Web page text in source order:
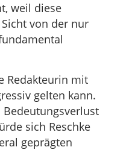
weil diese
von der nur
Redakteurin mit
gelten kann.
sich Reschke
geprägten